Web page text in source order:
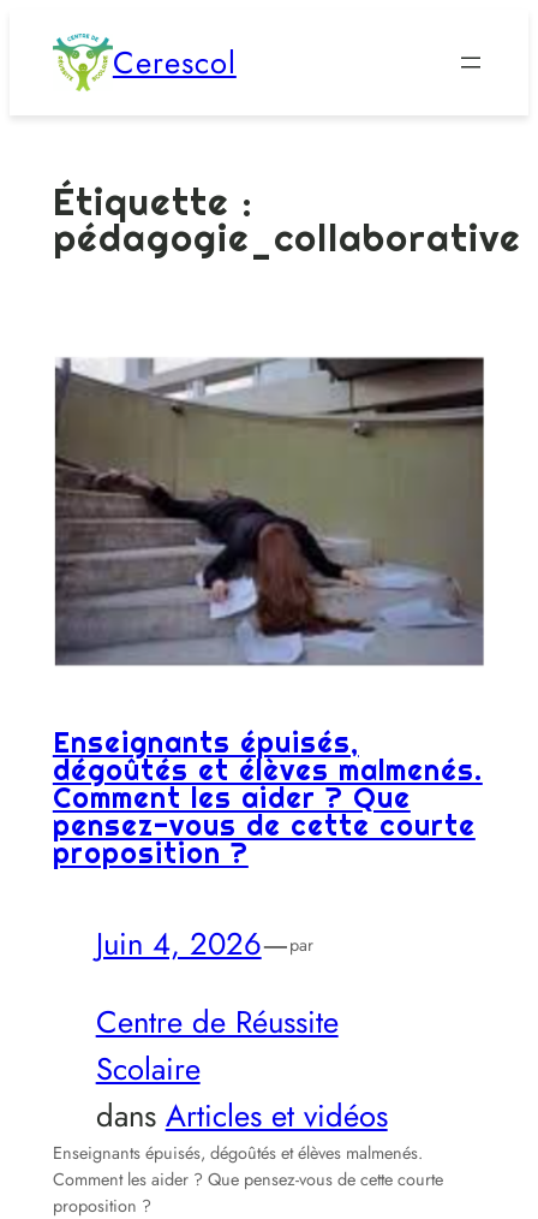
Aller
Cerescol
Étiquette :
pédagogie_collaborative
Enseignants épuisés,
dégoûtés et élèves malmenés.
Comment les aider ? Que
pensez-vous de cette courte
proposition ?
Juin 4, 2026—par
Centre de Réussite
Scolaire
dans Articles et vidéos
Enseignants épuisés, dégoûtés et élèves malmenés.
Comment les aider ? Que pensez-vous de cette courte
proposition ?